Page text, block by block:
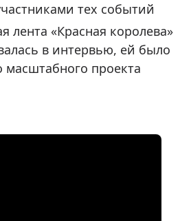
тех событий
лента «Красная королева»
в интервью, ей было
масштабного проекта